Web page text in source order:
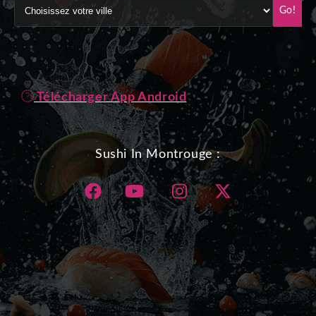
Go!
Télécharger App Android
Sushi In Montrouge :